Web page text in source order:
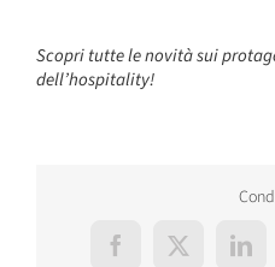
Scopri tutte le novità sui
dell’hospitality!
Facebook
X